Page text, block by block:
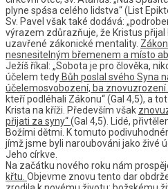
plyne spása celého lidstva“ (List
Sv. Pavel však také dodává:
výrazem zdůrazňuje, že Kristus přijal
uzavřené zákonické mentality.
nesnesitelným břemenem a místo
Ježíš říkal: „Sobota je pro člověka,
účelem tedyBůh poslal svého Syna
účelemosvobození, ba znovuzrození.
kteří podléhali Zákonu“ (Gal 4,5), a
Krista na kříži. Především však
přijati za syny“(Gal 4,5). Lidé,
Božími dětmi. K tomuto
jímž jsme byli naroubováni jako živé
Jeho církve.
Na začátku nového roku nám
křtu. Objevme znovu tento dar